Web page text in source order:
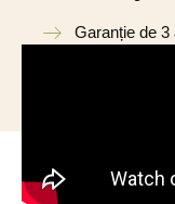
Garanție de 3